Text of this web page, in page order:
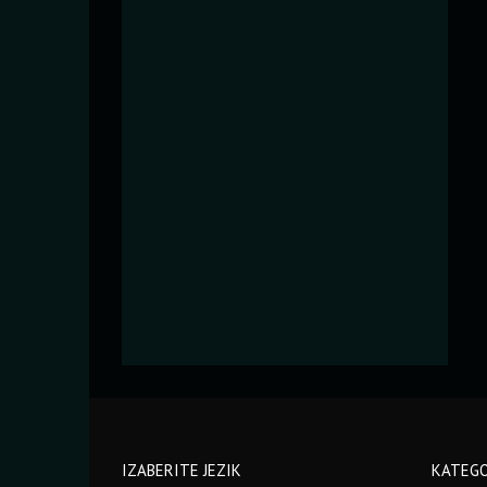
IZABERITE JEZIK